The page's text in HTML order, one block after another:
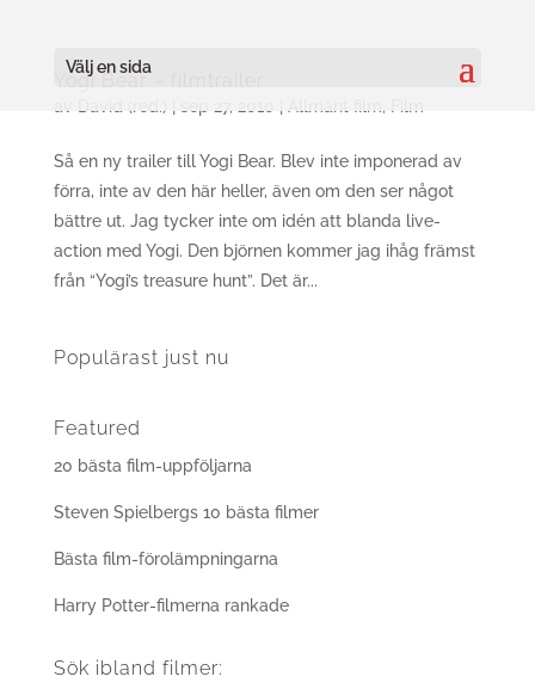
Välj en sida
Yogi Bear – filmtrailer
Så en ny trailer till Yogi Bear. Blev inte imponerad av
förra, inte av den här heller, även om den ser något
bättre ut. Jag tycker inte om idén att blanda live-
action med Yogi. Den björnen kommer jag ihåg främst
från “Yogi’s treasure hunt”. Det är...
Populärast just nu
Featured
20 bästa film-uppföljarna
Steven Spielbergs 10 bästa filmer
Bästa film-förolämpningarna
Harry Potter-filmerna rankade
Sök ibland filmer: